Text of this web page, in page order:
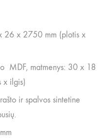
26 x 2750 mm (plotis x
MDF, matmenys: 30 x 18
x ilgis)
ir spalvos sintetine